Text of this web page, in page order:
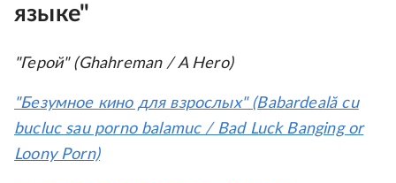
языке"
"Герой" (Ghahreman / A Hero)
"Безумное кино для взрослых" (Babardeală cu
bucluc sau porno balamuc / Bad Luck Banging or
Loony Porn)